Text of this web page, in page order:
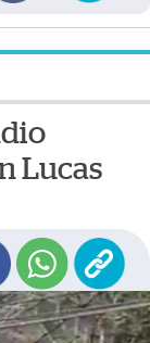
Lucas